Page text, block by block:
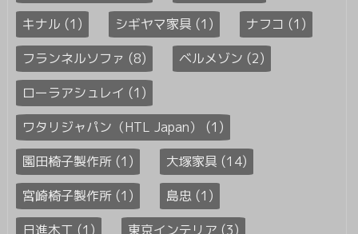
キナル (1)
シギヤマ家具 (1)
ナフコ (1)
フランネルソファ (8)
ベルメゾン (2)
ローラアシュレイ (1)
ワタリジャパン（HTL Japan） (1)
園田椅子製作所 (1)
大塚家具 (14)
宮崎椅子製作所 (1)
島忠 (1)
日進木工 (1)
東京インテリア (3)